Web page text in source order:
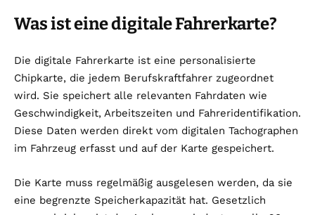
Was ist eine digitale Fahrerkarte?
Die digitale Fahrerkarte ist eine personalisierte
Chipkarte, die jedem Berufskraftfahrer zugeordnet
wird. Sie speichert alle relevanten Fahrdaten wie
Geschwindigkeit, Arbeitszeiten und Fahreridentifikation.
Diese Daten werden direkt vom digitalen Tachographen
im Fahrzeug erfasst und auf der Karte gespeichert.
Die Karte muss regelmäßig ausgelesen werden, da sie
eine begrenzte Speicherkapazität hat. Gesetzlich